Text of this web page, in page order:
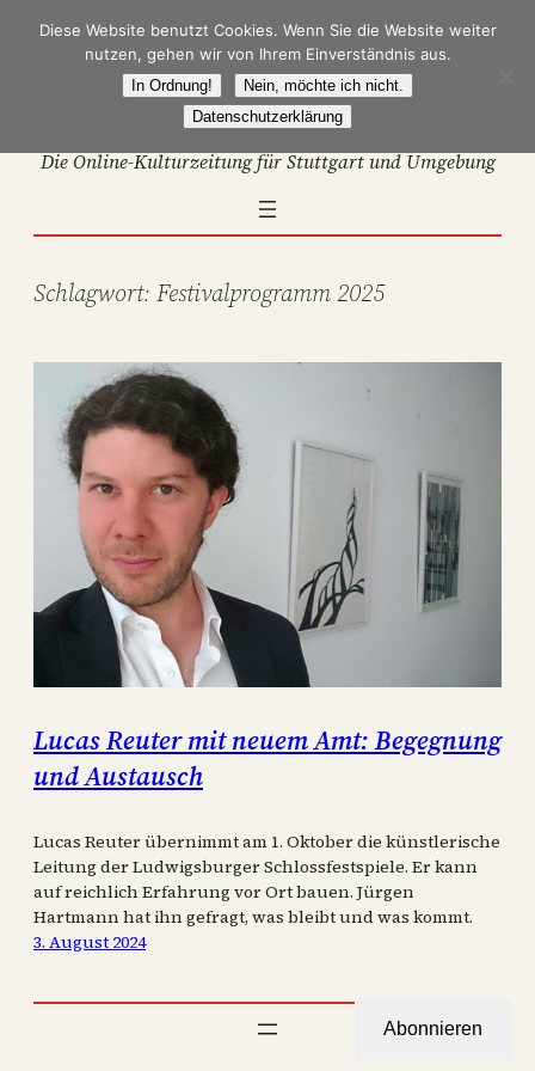
Zum
Die Online-Kulturzeitung für Stuttgart und Umgebung
Schlagwort: Festivalprogramm 2025
Lucas Reuter mit neuem Amt: Begegnung
und Austausch
Lucas Reuter übernimmt am 1. Oktober die künstlerische
Leitung der Ludwigsburger Schlossfestspiele. Er kann
auf reichlich Erfahrung vor Ort bauen. Jürgen
Hartmann hat ihn gefragt, was bleibt und was kommt.
3. August 2024
Abonnieren
Diese Website benutzt Cookies. Wenn Sie die Website weiter
nutzen, gehen wir von Ihrem Einverständnis aus.
In Ordnung!
Nein, möchte ich nicht.
Datenschutzerklärung